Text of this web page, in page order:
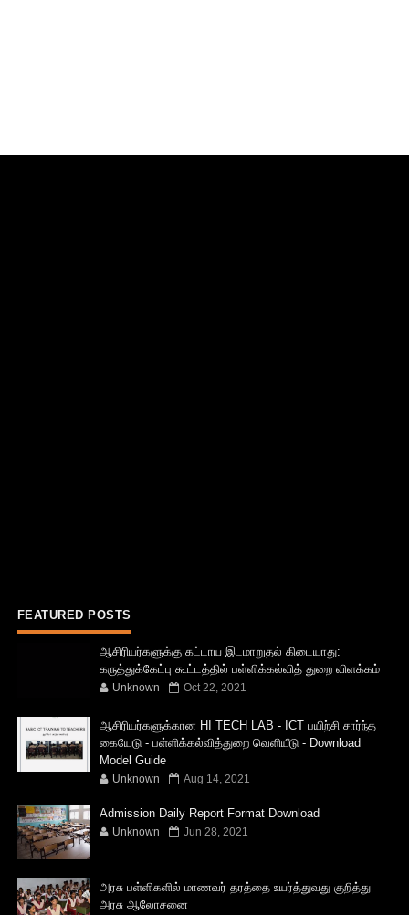
FEATURED POSTS
ஆசிரியர்களுக்கு கட்டாய இடமாறுதல் கிடையாது:
கருத்துக்கேட்பு கூட்டத்தில் பள்ளிக்கல்வித் துறை விளக்கம்
Unknown Oct 22, 2021
ஆசிரியர்களுக்கான HI TECH LAB - ICT பயிற்சி சார்ந்த
கையேடு - பள்ளிக்கல்வித்துறை வெளியீடு - Download
Model Guide
Unknown Aug 14, 2021
Admission Daily Report Format Download
Unknown Jun 28, 2021
அரசு பள்ளிகளில் மாணவர் தரத்தை உயர்த்துவது குறித்து
அரசு ஆலோசனை